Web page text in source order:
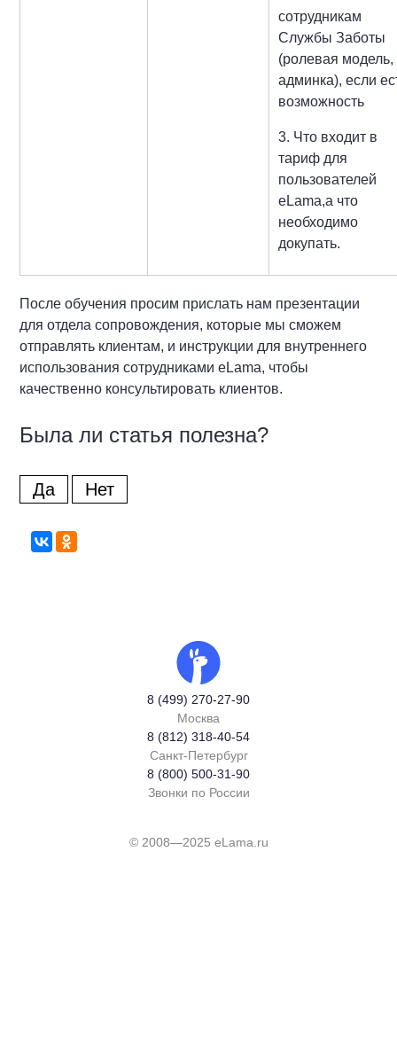
сотрудникам
Службы Заботы
(ролевая модель,
админка), если
возможность
3. Что входит в
тариф для
пользователей
eLama,а что
необходимо
докупать.
После обучения просим прислать нам презентации
для отдела сопровождения, которые мы сможем
отправлять клиентам, и инструкции для внутреннего
использования сотрудниками eLama, чтобы
качественно консультировать клиентов.
Была ли статья полезна?
Да Нет
8 (499) 270-27-90
Москва
8 (812) 318-40-54
Санкт-Петербург
8 (800) 500-31-90
Звонки по России
© 2008—2025 eLama.ru